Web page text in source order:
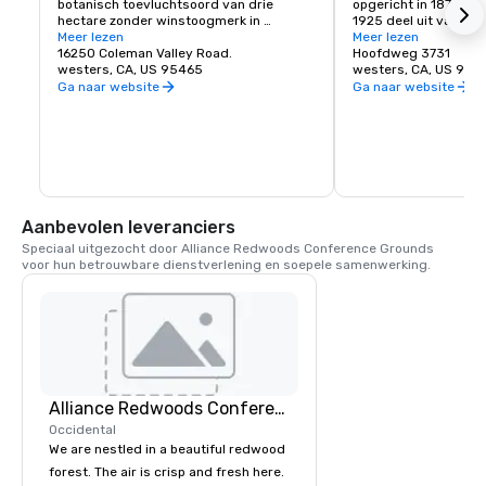
botanisch toevluchtsoord van drie
hectare zonder winstoogmerk in
Occidental, Californië, dat zorgt voor een
zintuiglijke explosie van texturen, kleuren,
vormen en geluiden. Het is een prachtig
voorbeeld van gecultiveerde
Meer lezen
16250 Coleman Valley Road.
westers, CA, US 95465
Ga naar website
opgericht in 1879.
1925 deel uit van de
Het historische
café, salon,
Ballroom. Het café
om 06.00 uur en
staat bekend om het
samenkomen in
Meer lezen
Hoofdweg 3731
westers, CA, US
Ga naar website
Aanbevolen leveranciers
Speciaal uitgezocht door Alliance Redwoods Conference Grounds
voor hun betrouwbare dienstverlening en soepele samenwerking.
Alliance Redwoods Conference Grounds
Occidental
We are nestled in a beautiful redwood
forest. The air is crisp and fresh here.